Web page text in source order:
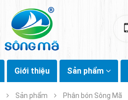
Giới thiệu Sản phẩm
Sản phẩm Phân bón Sông Mã